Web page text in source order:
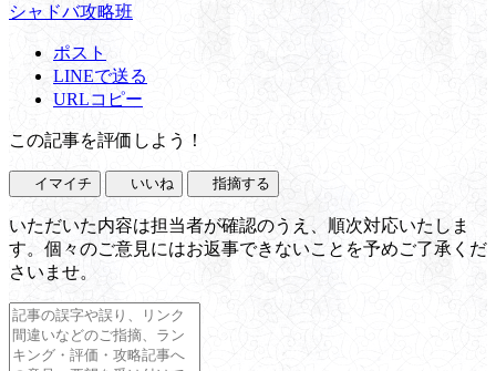
シャドバ攻略班
ポスト
LINEで送る
URLコピー
この記事を評価しよう！
イマイチ いいね 指摘する
いただいた内容は担当者が確認のうえ、順次対応いたしま
す。個々のご意見にはお返事できないことを予めご了承くだ
さいませ。